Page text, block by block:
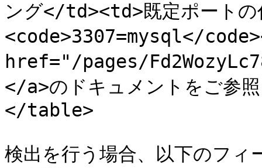
ング</td><td>既定ポート
<code>3307=mysql</
href="/pages/
</a>のドキュメントをご
</table>
検出を行う場合、以下のフィ